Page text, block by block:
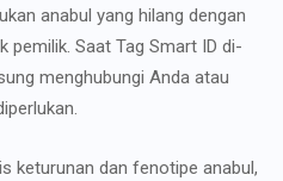
anabul yang hilang dengan
pemilik. Saat Tag Smart ID di-
menghubungi Anda atau
keturunan dan fenotipe anabul,